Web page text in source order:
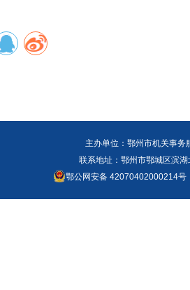
主办单位：鄂州市机关事
联系地址：鄂州市鄂城区滨
鄂公网安备 42070402000214号